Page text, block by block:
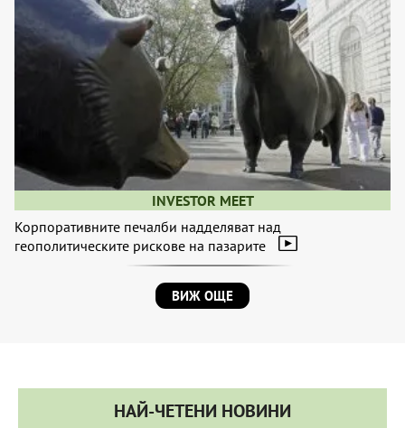
INVESTOR MEET
Корпоративните печалби надделяват над
геополитическите рискове на пазарите
ВИЖ ОЩЕ
НАЙ-ЧЕТЕНИ НОВИНИ